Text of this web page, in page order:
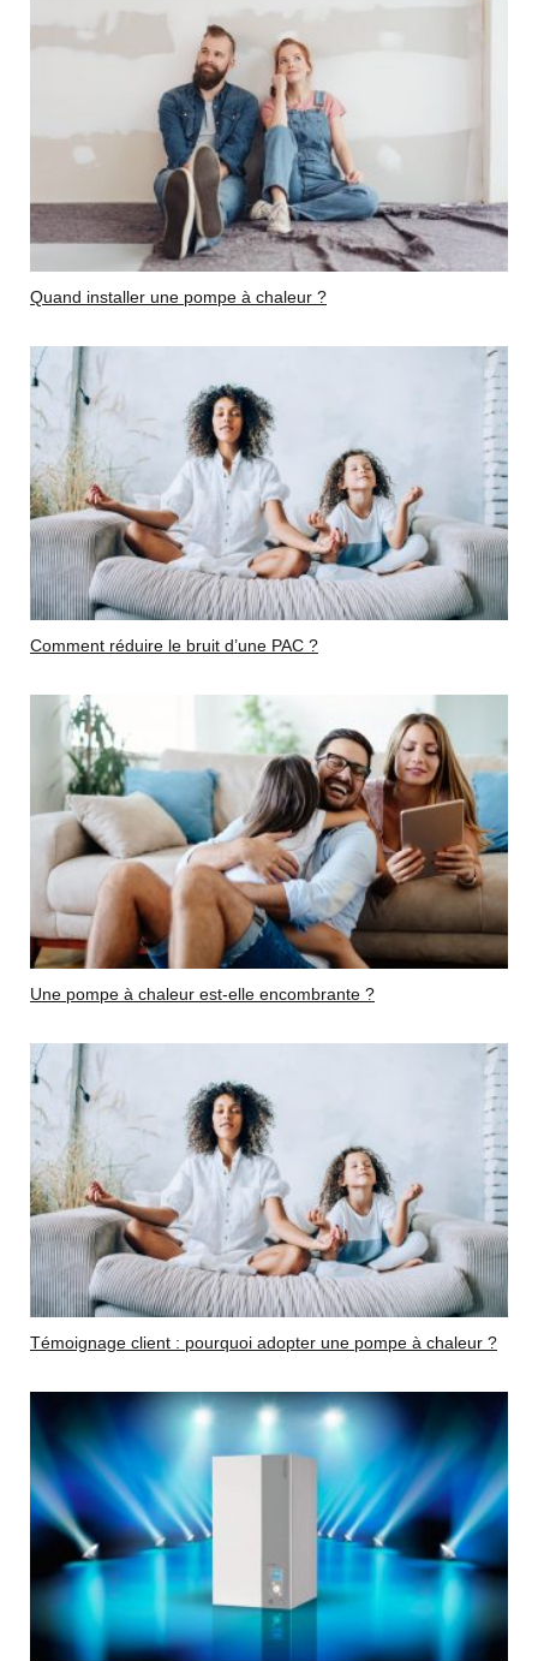
Quand installer une pompe à chaleur ?
Comment réduire le bruit d’une PAC ?
Une pompe à chaleur est-elle encombrante ?
Témoignage client : pourquoi adopter une pompe à chaleur ?